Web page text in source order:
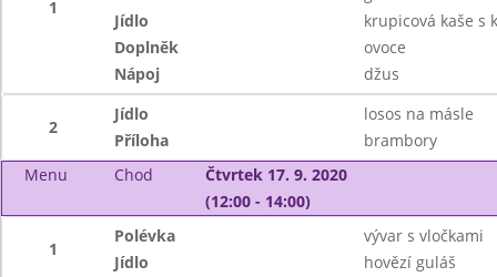
1
Jídlo
krupicová kaše s
Doplněk
ovoce
Nápoj
džus
2
Jídlo
losos na másle
Příloha
brambory
Menu
Chod
Čtvrtek 17. 9. 2020
(12:00 - 14:00)
1
Polévka
vývar s vločkami
Jídlo
hovězí guláš